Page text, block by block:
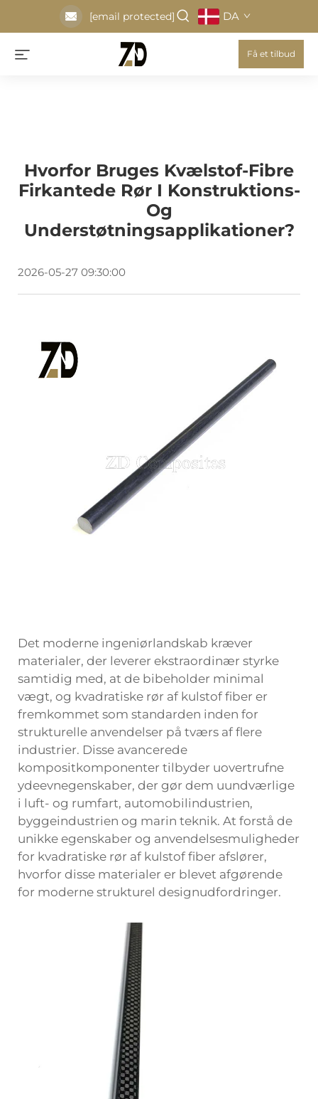
[email protected] DA
Få et tilbud
Hvorfor Bruges Kvælstof-Fibre
Firkantede Rør I Konstruktions-
Og
Understøtningsapplikationer?
2026-05-27 09:30:00
Det moderne ingeniørlandskab kræver
materialer, der leverer ekstraordinær styrke
samtidig med, at de bibeholder minimal
vægt, og kvadratiske rør af kulstof fiber er
fremkommet som standarden inden for
strukturelle anvendelser på tværs af flere
industrier. Disse avancerede
kompositkomponenter tilbyder uovertrufne
ydeevnegenskaber, der gør dem uundværlige
i luft- og rumfart, automobilindustrien,
byggeindustrien og marin teknik. At forstå de
unikke egenskaber og anvendelsesmuligheder
for kvadratiske rør af kulstof fiber afslører,
hvorfor disse materialer er blevet afgørende
for moderne strukturel designudfordringer.